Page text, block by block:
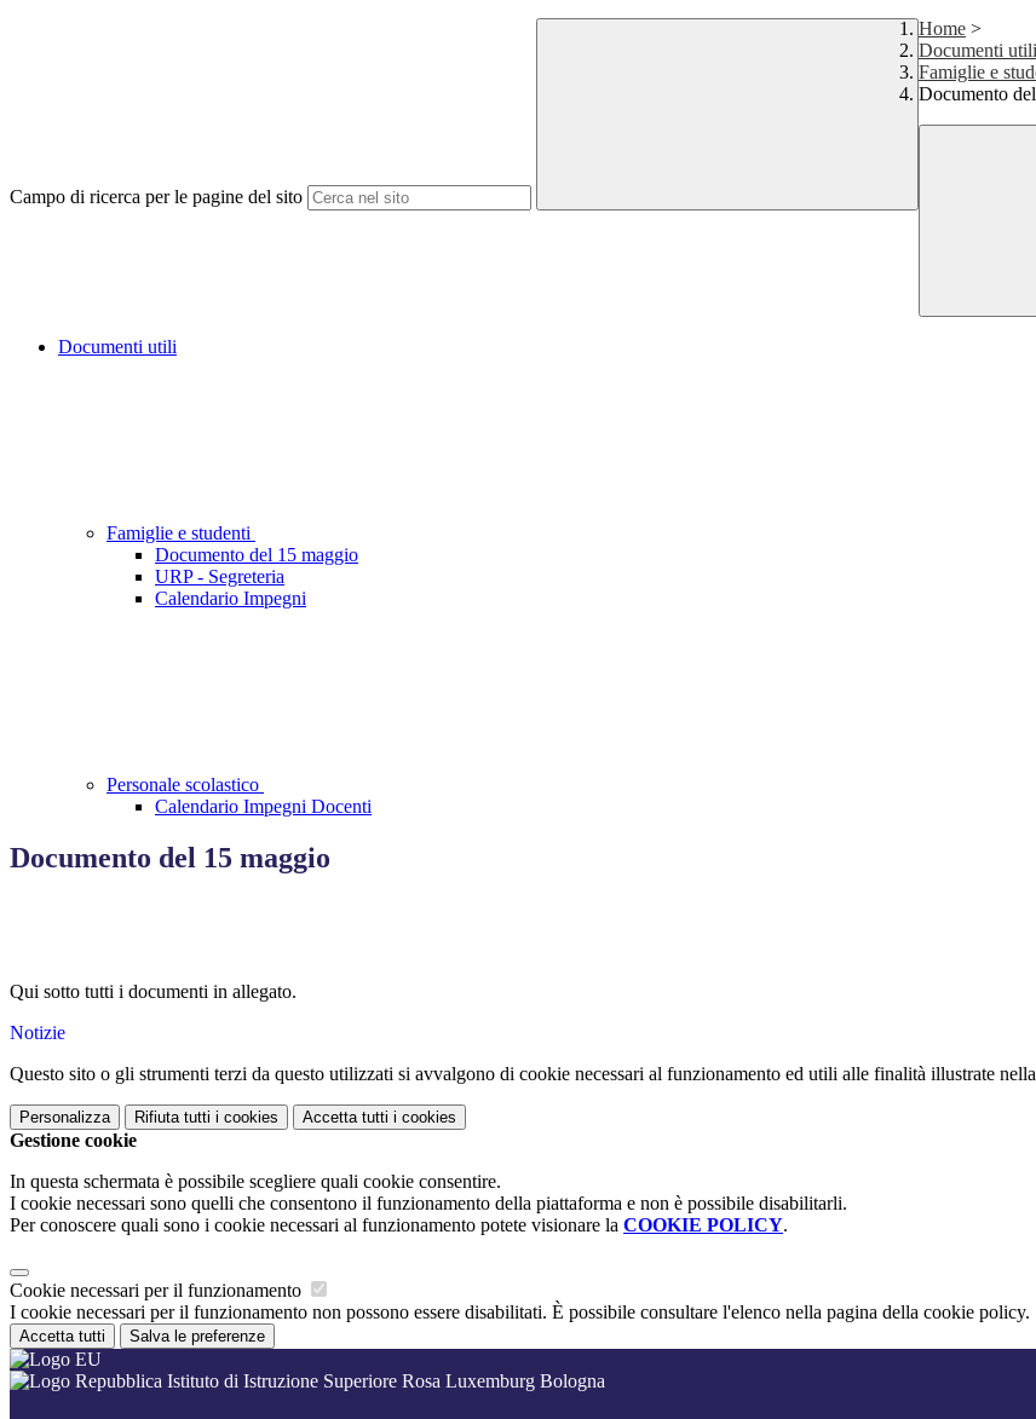
Campo di ricerca per le pagine del sito
Home >
Documenti utili
Famiglie e
Documento
Documenti utili
Famiglie e studenti
Documento del 15 maggio
URP - Segreteria
Calendario Impegni
Personale scolastico
Calendario Impegni Docenti
Documento del 15 maggio
Qui sotto tutti i documenti in allegato.
Notizie
Questo sito o gli strumenti terzi da questo utilizzati si avvalgono di cookie necessari al funzionamento ed utili alle finalità illustrate nella
Personalizza Rifiuta tutti i cookies Accetta tutti i cookies
Gestione cookie
In questa schermata è possibile scegliere quali cookie consentire.
I cookie necessari sono quelli che consentono il funzionamento della piattaforma e non è possibile disabilitarli.
Per conoscere quali sono i cookie necessari al funzionamento potete visionare la COOKIE POLICY.
Cookie necessari per il funzionamento
I cookie necessari per il funzionamento non possono essere disabilitati. È possibile consultare l'elenco nella pagina della cookie policy.
Accetta tutti Salva le preferenze
Istituto di Istruzione Superiore Rosa Luxemburg Bologna